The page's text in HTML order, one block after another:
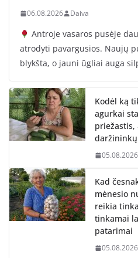
06.08.2026 Daiva
Antroje vasaros pusėje
atrodyti pavargusios. Naujų
blykšta, o jauni ūgliai auga
Kodėl ką
agurkai
05.08.2026
Kad
mėnesio
reikia
tinkamai
patarimai
05.08.2026